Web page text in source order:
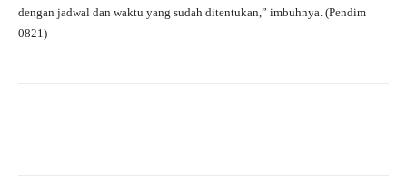
dengan jadwal dan waktu yang sudah ditentukan,” imbuhnya. (Pendim
0821)